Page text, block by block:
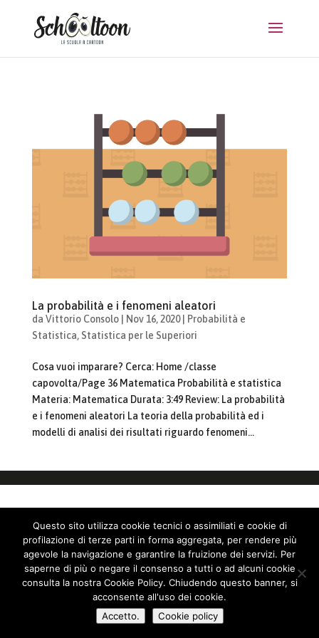
La probabilità e i fenomeni aleatori
da Vittorio Consolo| Nov 16, 2020|
Probabilità e
Statistica, Statistica per le Superiori
Cosa vuoi imparare? Cerca: Home /classe
capovolta/Page 36 Matematica Probabilità e statistica
Materia: Matematica Durata: 3:49 Review: La probabilità
e i fenomeni aleatori La teoria della probabilità ed i
modelli di analisi dei risultati riguardo fenomeni...
Questo sito utilizza cookie tecnici o assimiliati e cookie di
profilazione di terze parti in forma aggregata, per rendere più
agevole la navigazione e garantire la fruizione dei servizi. Per
saperne di più o negare il consenso a tutti o ad alcuni cookie
consulta la nostra Cookie Policy. Chiudendo questo banner, si
acconsente all'uso dei cookie.
Accetto.
Cookie policy